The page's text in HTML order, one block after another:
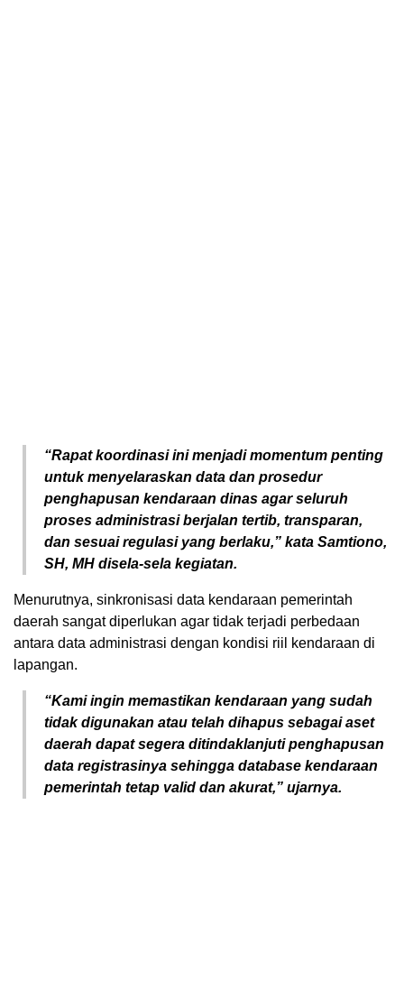
“Rapat koordinasi ini menjadi momentum penting
untuk menyelaraskan data dan prosedur
penghapusan kendaraan dinas agar seluruh
proses administrasi berjalan tertib, transparan,
dan sesuai regulasi yang berlaku,” kata Samtiono,
SH, MH disela-sela kegiatan.
Menurutnya, sinkronisasi data kendaraan pemerintah
daerah sangat diperlukan agar tidak terjadi perbedaan
antara data administrasi dengan kondisi riil kendaraan di
lapangan.
“Kami ingin memastikan kendaraan yang sudah
tidak digunakan atau telah dihapus sebagai aset
daerah dapat segera ditindaklanjuti penghapusan
data registrasinya sehingga database kendaraan
pemerintah tetap valid dan akurat,” ujarnya.